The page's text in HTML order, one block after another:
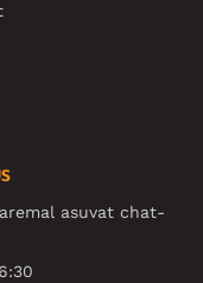
asuvat chat-